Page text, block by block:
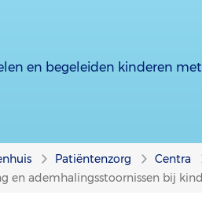
en begeleiden kinderen
Patiëntenzorg
Centra
en ademhalingsstoornissen bij